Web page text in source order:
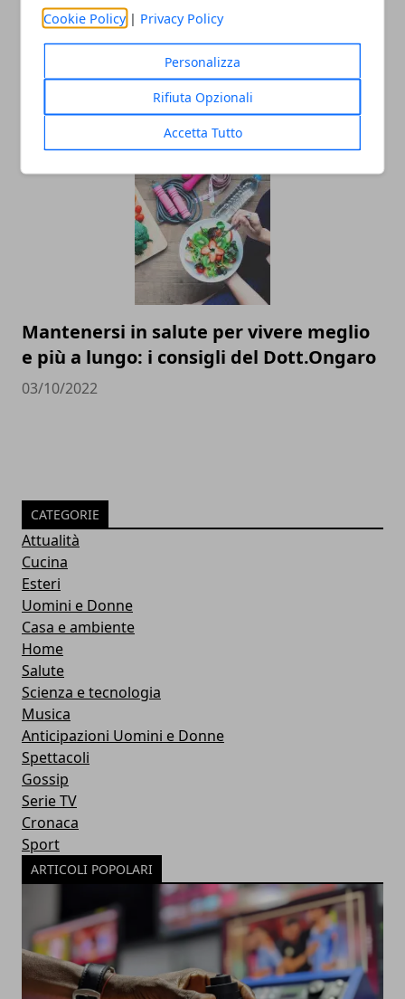
Cookie Policy | Privacy Policy
Personalizza
Rifiuta Opzionali
Accetta Tutto
I prodotti da utilizzare per proteggersi
da agenti chimici
Mantenersi in salute per vivere meglio
e più a lungo: i consigli del Dott.Ongaro
03/10/2022
CATEGORIE
Attualità
Cucina
Esteri
Uomini e Donne
Casa e ambiente
Home
Salute
Scienza e tecnologia
Musica
Anticipazioni Uomini e Donne
Spettacoli
Gossip
Serie TV
Cronaca
Sport
ARTICOLI POPOLARI